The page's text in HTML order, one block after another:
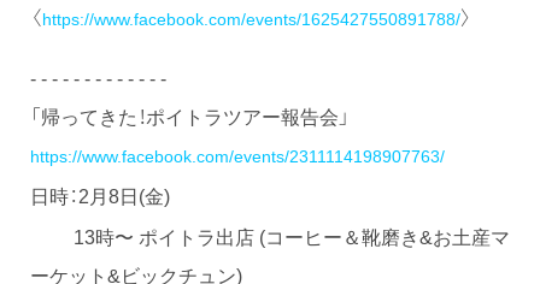
〈https://www.facebook.com/events/1625427550891788/〉
- - - - - - - - - - - - -
「帰ってきた！ポイトラツアー報告会」
https://www.facebook.com/events/2311114198907763/
日時：2月8日(金)
13時〜 ポイトラ出店 (コーヒー＆靴磨き&お土産マ
ーケット&ビックチュン)